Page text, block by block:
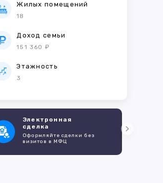
Жилых помещений
18
Доход семьи
151 360 ₽
Этажность
3
Электронная
сделка
Оформляйте сделки без
визитов в МФЦ